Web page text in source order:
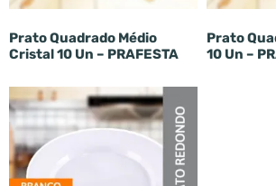
Prato Quadrado Médio
Cristal 10 Un – PRAFESTA
Prato
10 Un –